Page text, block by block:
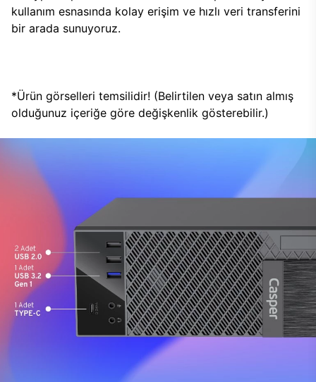
kullanım esnasında kolay erişim ve hızlı veri transferini
bir arada sunuyoruz.
*Ürün görselleri temsilidir! (Belirtilen veya satın almış
olduğunuz içeriğe göre değişkenlik gösterebilir.)